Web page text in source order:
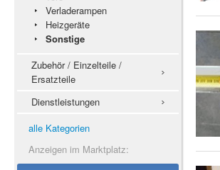
Verladerampen
Heizgeräte
Sonstige
Zubehör / Einzelteile /
Ersatzteile
Dienstleistungen
alle Kategorien
Anzeigen im Marktplatz: